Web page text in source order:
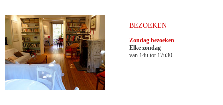
BEZOEKEN
Zondag bezoeken
Elke zondag
van 14u tot 17u30.